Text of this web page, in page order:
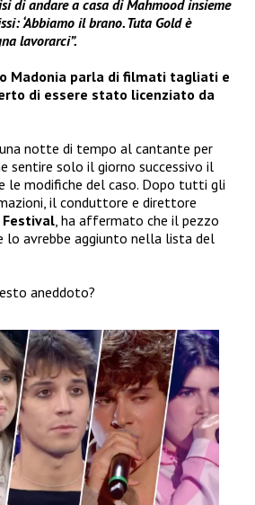
di andare a casa di Mahmood insieme
‘Abbiamo il brano. Tuta Gold è
lavorarci”.
Madonia parla di filmati tagliati e
di essere stato licenziato da
notte di tempo al cantante per
sentire solo il giorno successivo il
modifiche del caso. Dopo tutti gli
il conduttore e direttore
Festival , ha affermato che il pezzo
lo avrebbe aggiunto nella lista del
aneddoto?